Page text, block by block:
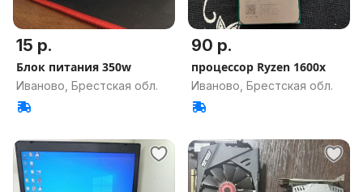
15 р.
Блок питания 350w
Иваново, Брестская обл.
90 р.
процессор Ryzen 1600x
Иваново, Брестская обл.